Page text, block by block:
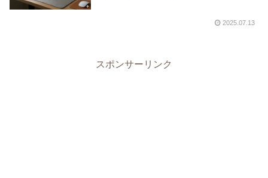
2025.07.13
スポンサーリンク